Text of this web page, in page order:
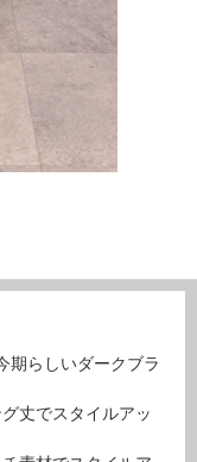
期らしいダークブラ
丈でスタイルアッ